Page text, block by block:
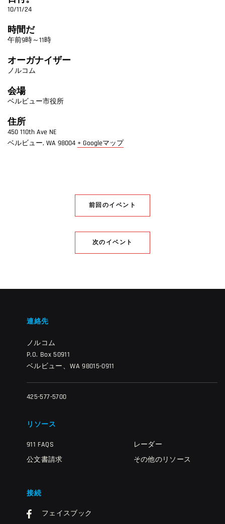
10/11/24
時間だ
午前9時～11時
オーガナイザー
ノルコム
会場
ベルビュー市役所
住所
450 110th Ave NE
ベルビュー, WA 98004 + Googleマップ
前回のイベント
次のイベント
連絡先
ノルコム
P.O. Box 50911
ベルビュー、WA 98015-0911
425-577-5700
リソース
911 FAQS
公文書請求
レーダー
その他のリソース
接続
フェイスブック